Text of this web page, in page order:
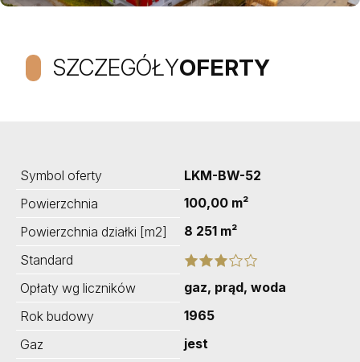
SZCZEGÓŁYOFERTY
Symbol oferty
LKM-BW-52
Powierzchnia
100,00 m²
Powierzchnia działki [m2]
8 251 m²
Standard
Opłaty wg liczników
gaz, prąd, woda
Rok budowy
1965
Gaz
jest